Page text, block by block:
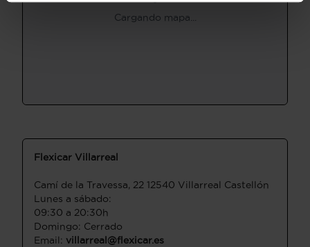
Cargando mapa...
Flexicar Villarreal
Camí de la Travessa, 22 12540 Villarreal Castellón
Lunes a sábado:
09:30 a 20:30h
Domingo: Cerrado
Email: villarreal@flexicar.es